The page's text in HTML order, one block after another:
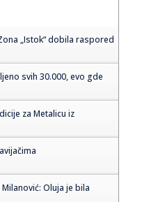
„Istok“ dobila raspored
svih 30.000, evo gde
za Metalicu iz
Oluja je bila